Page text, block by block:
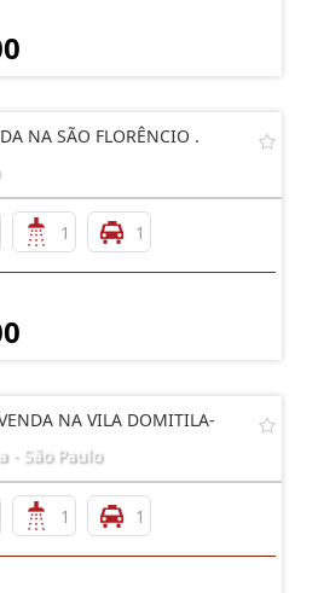
NA SÃO FLORÊNCIO .
1 1
NA VILA DOMITILA-
- São Paulo
1 1